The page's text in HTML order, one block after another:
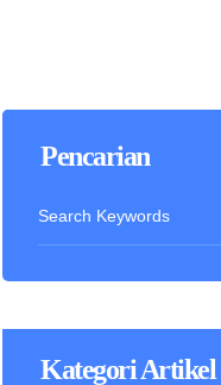
Pencarian
Kategori Artikel